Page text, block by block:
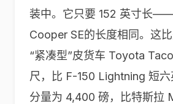
装中。它只要 152 英寸长
Cooper SE的长度相同。这
“紧凑型”皮货车 Toyota
尺，比 F-150 Lightning 短六
分量为 4,400 磅，比特斯拉